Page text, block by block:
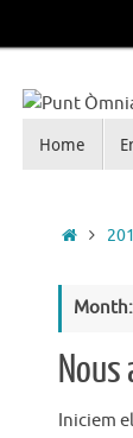
Punt
Home
Home
Month:
Nous
Iniciem